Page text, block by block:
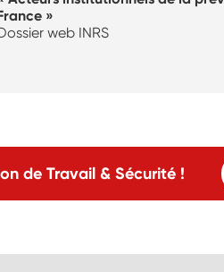
»
web INRS
de Travail & Sécurité !